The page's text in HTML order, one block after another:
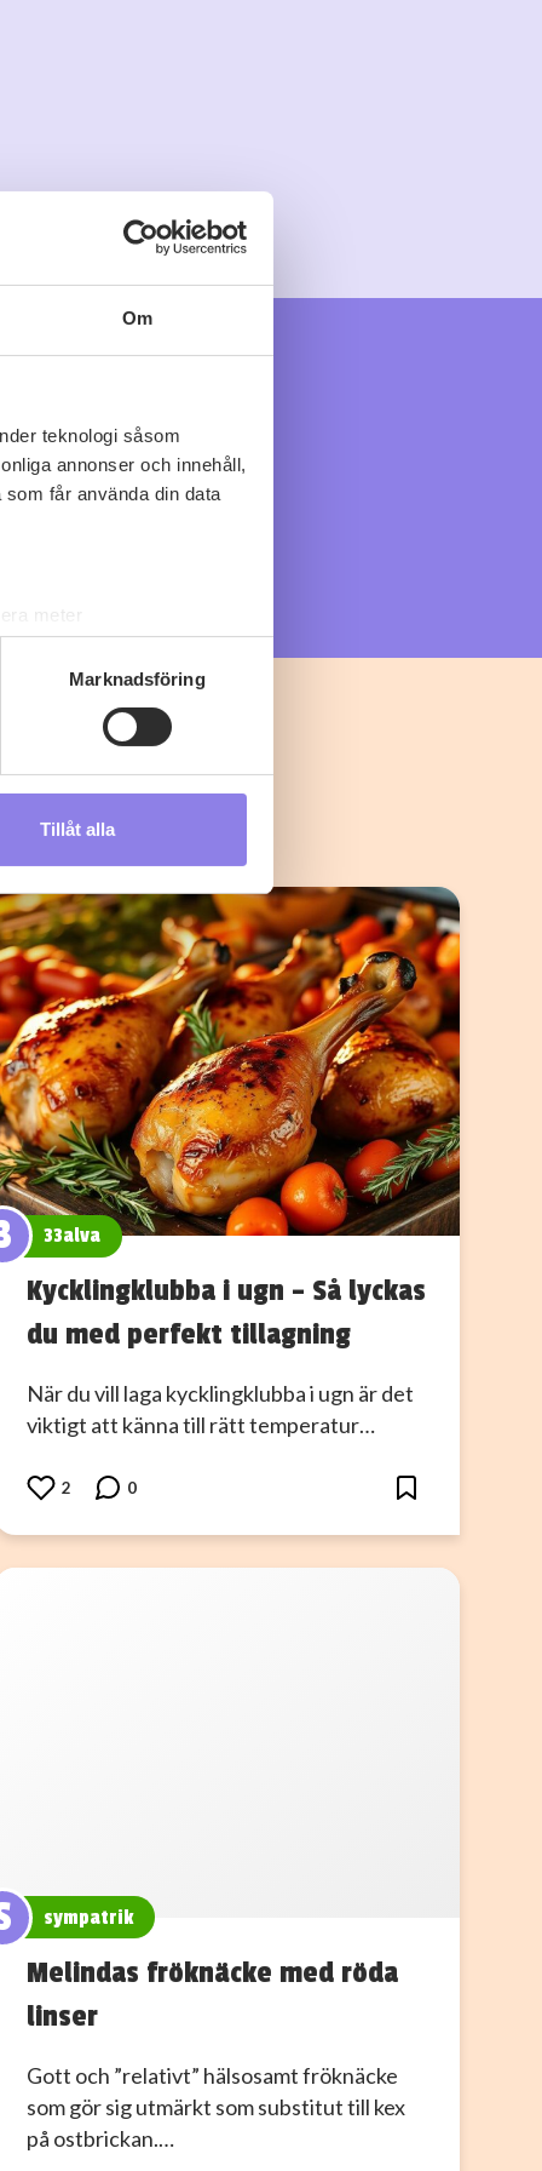
Om
teknologi såsom
annonser och innehåll,
får använda din data
. Du kan ändra
kombinera informationen
tjänster.
Marknadsföring
Tillåt alla
33alva
Kycklingklubba i ugn – Så lyckas
du med perfekt tillagning
När du vill laga kycklingklubba i ugn är det
viktigt att känna till rätt temperatur…
2 0
sympatrik
Melindas fröknäcke med röda
linser
Gott och ”relativt” hälsosamt fröknäcke
som gör sig utmärkt som substitut till kex
på ostbrickan.…